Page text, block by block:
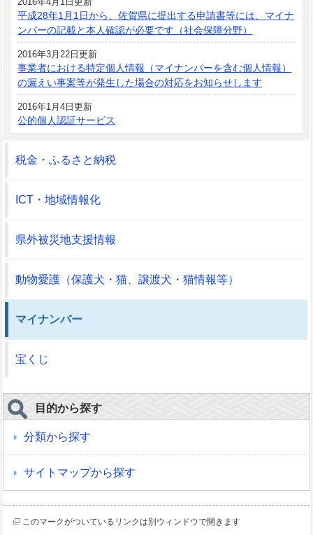
平成28年1月1日から、佐賀県に提出する申請書等には、マイナ
ンバーの記載と本人確認が必要です（社会保障分野）
2016年3月22日更新
事業者における特定個人情報（マイナンバーを含む個人情報）
の漏えい事案等が発生した場合の対応をお知らせします
2016年1月4日更新
公的個人認証サービス
税金・ふるさと納税
ICT・地域情報化
県外被災地支援情報
動物愛護（保護犬・猫、譲渡犬・猫情報等）
マイナンバー
宝くじ
目的から探す
分類から探す
サイトマップから探す
このマークがついているリンクは別ウィンドウで開きます